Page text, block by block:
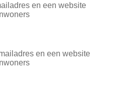
en een website
en een website